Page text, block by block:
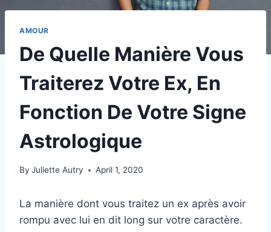
AMOUR
De Quelle Manière Vous
Traiterez Votre Ex, En
Fonction De Votre Signe
Astrologique
By Juliette Autry April 1, 2020
La manière dont vous traitez un ex après avoir
rompu avec lui en dit long sur votre caractère.